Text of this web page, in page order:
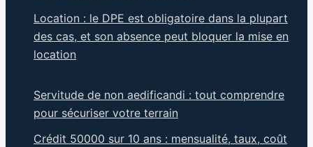
Location : le DPE est obligatoire dans la plupart
des cas, et son absence peut bloquer la mise en
location
Servitude de non aedificandi : tout comprendre
pour sécuriser votre terrain
Crédit 50000 sur 10 ans : mensualité, taux, coût